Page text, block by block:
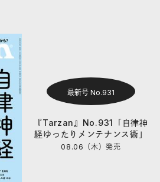
最新号 No.931
『Tarzan』No.931「自律神
経ゆったりメンテナンス術」
08.06（木）発売